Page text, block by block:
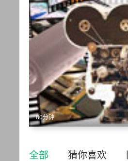
80分钟
全部 猜你喜欢